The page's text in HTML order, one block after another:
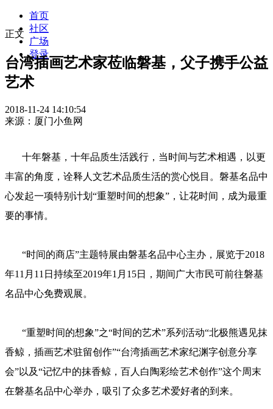
首页
社区
广场
登录
正文
台湾插画艺术家莅临磐基，父子携手公益
艺术
2018-11-24 14:10:54
来源：厦门小鱼网
十年磐基，十年品质生活践行，当时间与艺术相遇，以更
丰富的角度，诠释人文艺术品质生活的赏心悦目。磐基名品中
心发起一项特别计划“重塑时间的想象”，让花时间，成为最重
要的事情。
“时间的商店”主题特展由磐基名品中心主办，展览于2018
年11月11日持续至2019年1月15日，期间广大市民可前往磐基
名品中心免费观展。
“重塑时间的想象”之“时间的艺术”系列活动“北极熊遇见抹
香鲸，插画艺术驻留创作”“台湾插画艺术家纪渊字创意分享
会”以及“记忆中的抹香鲸，百人白陶彩绘艺术创作”这个周末
在磐基名品中心举办，吸引了众多艺术爱好者的到来。